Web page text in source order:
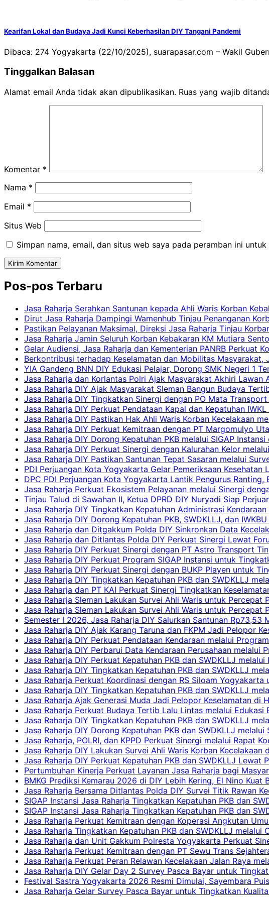
Kearifan Lokal dan Budaya Jadi Kunci Keberhasilan DIY Tangani Pandemi
Dibaca: 274 Yogyakarta (22/10/2025), suarapasar.com – Wakil
Tinggalkan Balasan
Alamat email Anda tidak akan dipublikasikan. Ruas yang wajib
Komentar *
Nama *
Email *
Situs Web
Simpan nama, email, dan situs web saya pada peramban ini
Pos-pos Terbaru
Jasa Raharja Serahkan Santunan kepada Ahli Waris Korban
Dirut Jasa Raharja Dampingi Wamenhub Tinjau Penanganan
Pastikan Pelayanan Maksimal, Direksi Jasa Raharja Tinjau
Jasa Raharja Jamin Seluruh Korban Kebakaran KM Mutiara
Gelar Audiensi, Jasa Raharja dan Kementerian PANRB Perkuat
Berkontribusi terhadap Keselamatan dan Mobilitas
YIA Gandeng BNN DIY Edukasi Pelajar, Dorong SMK Negeri 1
Jasa Raharja dan Korlantas Polri Ajak Masyarakat Akhiri Lawan
Jasa Raharja DIY Ajak Masyarakat Sleman Bangun Budaya
Jasa Raharja DIY Tingkatkan Sinergi dengan PO Mata
Jasa Raharja DIY Perkuat Pendataan Kapal dan Kepatuhan
Jasa Raharja DIY Pastikan Hak Ahli Waris Korban Kecelakaan
Jasa Raharja DIY Perkuat Kemitraan dengan PT Margomulyo
Jasa Raharja DIY Dorong Kepatuhan PKB melalui SIGAP
Jasa Raharja DIY Perkuat Sinergi dengan Kalurahan Kelor
Jasa Raharja DIY Pastikan Santunan Tepat Sasaran melalui
PDI Perjuangan Kota Yogyakarta Gelar Pemeriksaan
DPC PDI Perjuangan Kota Yogyakarta Lantik Pengurus
Jasa Raharja Perkuat Ekosistem Pelayanan melalui Sinergi
Tinjau Talud di Sawahan II, Ketua DPRD DIY Nuryadi Siap
Jasa Raharja DIY Tingkatkan Kepatuhan Administrasi
Jasa Raharja DIY Dorong Kepatuhan PKB, SWDKLLJ, dan
Jasa Raharja dan Ditgakkum Polda DIY Sinkronkan Data
Jasa Raharja dan Ditlantas Polda DIY Perkuat Sinergi Lewat
Jasa Raharja DIY Perkuat Sinergi dengan PT Astro Transport
Jasa Raharja DIY Perkuat Program SIGAP Instansi untuk
Jasa Raharja DIY Perkuat Sinergi dengan BUKP Playen untuk
Jasa Raharja DIY Tingkatkan Kepatuhan PKB dan SWDKLLJ
Jasa Raharja dan PT KAI Perkuat Sinergi Tingkatkan
Jasa Raharja Sleman Lakukan Survei Ahli Waris untuk Percepat
Jasa Raharja Sleman Lakukan Survei Ahli Waris untuk Percepat
Semester I 2026, Jasa Raharja DIY Salurkan Santunan Rp73,53
Jasa Raharja DIY Ajak Karang Taruna dan FKPM Jadi Pelopor
Jasa Raharja DIY Perkuat Pendataan Kendaraan melalui
Jasa Raharja DIY Perbarui Data Kendaraan Perusahaan melalui
Jasa Raharja DIY Perkuat Kepatuhan PKB dan SWDKLLJ
Jasa Raharja DIY Tingkatkan Kepatuhan PKB dan SWDKLLJ
Jasa Raharja Perkuat Koordinasi dengan RS Siloam
Jasa Raharja DIY Tingkatkan Kepatuhan PKB dan SWDKLLJ
Jasa Raharja Ajak Generasi Muda Jadi Pelopor Keselamatan di
Jasa Raharja Perkuat Budaya Tertib Lalu Lintas melalui Edukasi
Jasa Raharja DIY Tingkatkan Kepatuhan PKB dan SWDKLLJ
Jasa Raharja DIY Dorong Kepatuhan PKB dan SWDKLLJ
Jasa Raharja, POLRI, dan KPPD Perkuat Sinergi melalui Rapat
Jasa Raharja DIY Lakukan Survei Ahli Waris Korban Kecelakaan
Jasa Raharja DIY Perkuat Kepatuhan PKB dan SWDKLLJ Lewat
Pertumbuhan Kinerja Perkuat Layanan Jasa Raharja bagi
BMKG Prediksi Kemarau 2026 di DIY Lebih Kering, El Nino
Jasa Raharja Bersama Ditlantas Polda DIY Survei Titik Rawan
SIGAP Instansi Jasa Raharja Tingkatkan Kepatuhan PKB dan
SIGAP Instansi Jasa Raharja Tingkatkan Kepatuhan PKB dan
Jasa Raharja Perkuat Kemitraan dengan Koperasi Angkutan
Jasa Raharja Tingkatkan Kepatuhan PKB dan SWDKLLJ melalui
Jasa Raharja dan Unit Gakkum Polresta Yogyakarta Perkuat
Jasa Raharja Perkuat Kemitraan dengan PT Sewu Trans
Jasa Raharja Perkuat Peran Relawan Kecelakaan Jalan Raya
Jasa Raharja DIY Gelar Day 2 Survey Pasca Bayar untuk
Festival Sastra Yogyakarta 2026 Resmi Dimulai, Sayembara
Jasa Raharja Gelar Survey Pasca Bayar untuk Tingkatkan